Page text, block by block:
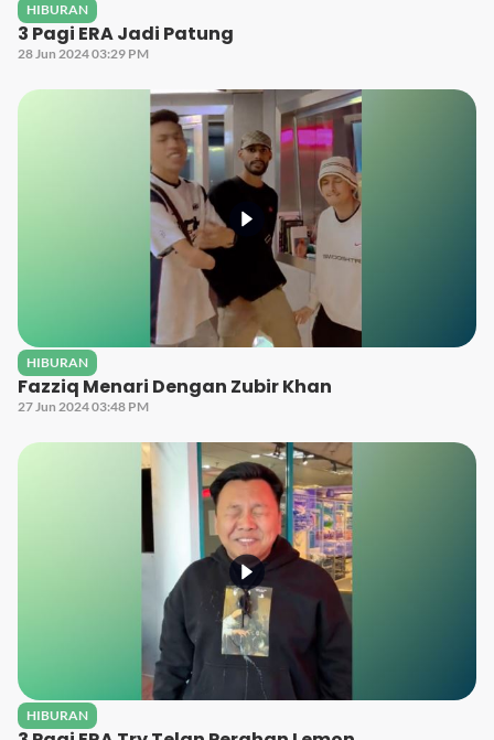
HIBURAN
3 Pagi ERA Jadi Patung
28 Jun 2024 03:29 PM
HIBURAN
Fazziq Menari Dengan Zubir Khan
27 Jun 2024 03:48 PM
HIBURAN